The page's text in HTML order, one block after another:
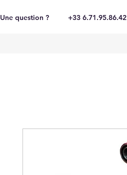
Une question ? +33 6.71.95.86.42